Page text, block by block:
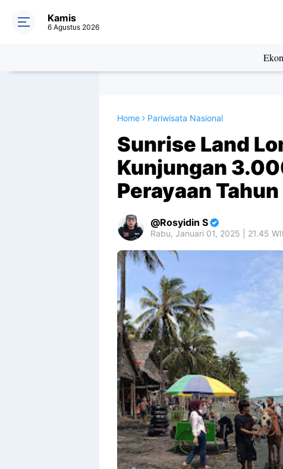
Kamis
6 Agustus 2026
Home Pariwisata Nasional
Sunrise Land
Kunjungan
Perayaan
Rosyidin S
Rabu, Januari 01, 2025 | 21.45